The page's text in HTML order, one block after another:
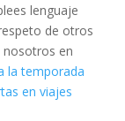
lenguaje
de otros
nosotros en
la temporada
en viajes